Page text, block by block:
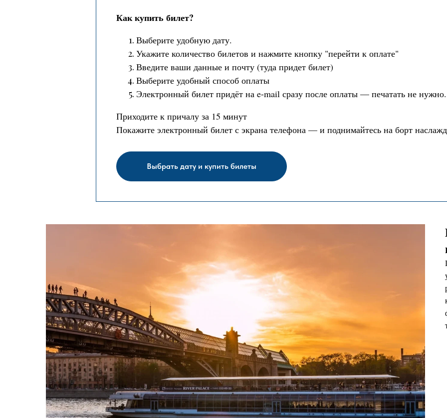
Как купить билет?
Выберите удобную дату.
Укажите количество билетов и нажмите кнопку "перейти к оплате"
Введите ваши данные и почту (туда придет билет)
Выберите удобный способ оплаты
Электронный билет придёт на e-mail сразу после оплаты — печатать не нужно.
Приходите к причалу за 15 минут
Покажите электронный билет с экрана телефона — и поднимайтесь на борт
Выбрать дату и купить билеты